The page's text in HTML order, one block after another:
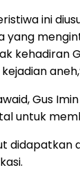
ini
yang
kehadiran
Gus
untuk
didapatkan